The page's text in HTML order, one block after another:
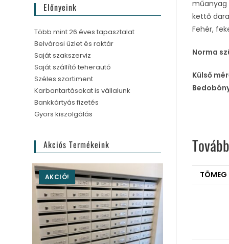
kettő
Fehér,
Norma
Külső
TÖMEG
Előnyeink
Több mint 26 éves tapasztalat
Belvárosi üzlet és raktár
Saját szakszerviz
Saját szállító teherautó
Széles szortiment
Karbantartásokat is vállalunk
Bankkártyás fizetés
Gyors kiszolgálás
Akciós Termékeink
AKCIÓ!